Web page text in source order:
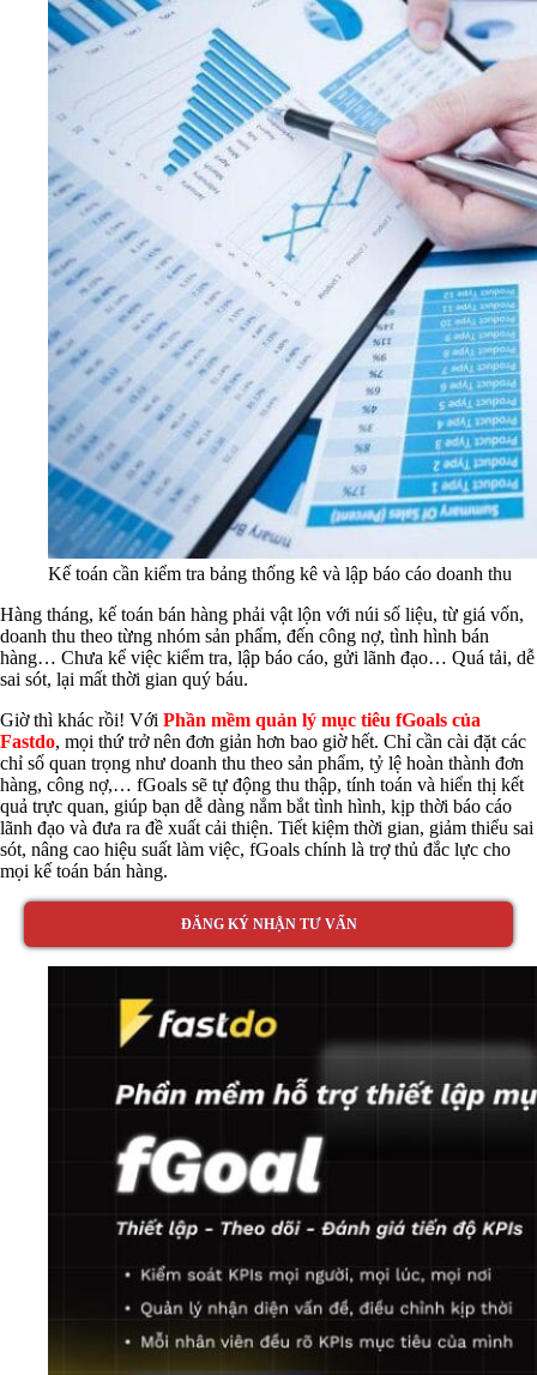
Kế toán cần kiểm tra bảng thống kê và lập báo cáo doanh thu
Hàng tháng, kế toán bán hàng phải vật lộn với núi số liệu, từ giá vốn,
doanh thu theo từng nhóm sản phẩm, đến công nợ, tình hình bán
hàng… Chưa kể việc kiểm tra, lập báo cáo, gửi lãnh đạo… Quá tải, dễ
sai sót, lại mất thời gian quý báu.
Giờ thì khác rồi! Với Phần mềm quản lý mục tiêu fGoals của
Fastdo, mọi thứ trở nên đơn giản hơn bao giờ hết. Chỉ cần cài đặt các
chỉ số quan trọng như doanh thu theo sản phẩm, tỷ lệ hoàn thành đơn
hàng, công nợ,… fGoals sẽ tự động thu thập, tính toán và hiển thị kết
quả trực quan, giúp bạn dễ dàng nắm bắt tình hình, kịp thời báo cáo
lãnh đạo và đưa ra đề xuất cải thiện. Tiết kiệm thời gian, giảm thiểu sai
sót, nâng cao hiệu suất làm việc, fGoals chính là trợ thủ đắc lực cho
mọi kế toán bán hàng.
ĐĂNG KÝ NHẬN TƯ VẤN